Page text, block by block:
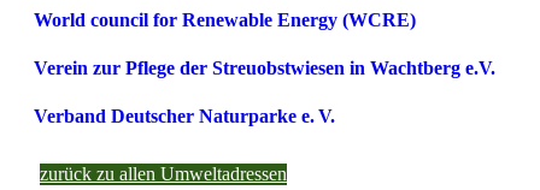
World council for Renewable Energy (WCRE)
Verein zur Pflege der Streuobstwiesen in Wachtberg e.V.
Verband Deutscher Naturparke e. V.
zurück zu allen Umweltadressen